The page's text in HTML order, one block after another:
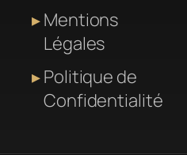
Mentions
Légales
Politique de
Confidentialité